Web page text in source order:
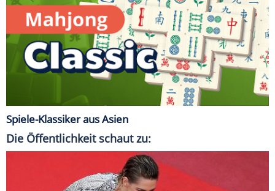
Spiele-Klassiker aus Asien
Die Öffentlichkeit schaut zu: